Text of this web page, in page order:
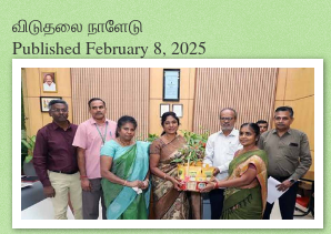
விடுதலை நாளேடு
Published February 8, 2025